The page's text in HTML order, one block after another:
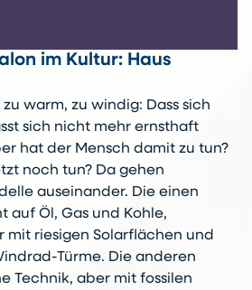
im Kultur: Haus
warm, zu windig: Dass sich
sich nicht mehr ernsthaft
hat der Mensch damit zu tun?
noch tun? Da gehen
auseinander. Die einen
auf Öl, Gas und Kohle,
mit riesigen Solarflächen und
Türme. Die anderen
Technik, aber mit fossilen